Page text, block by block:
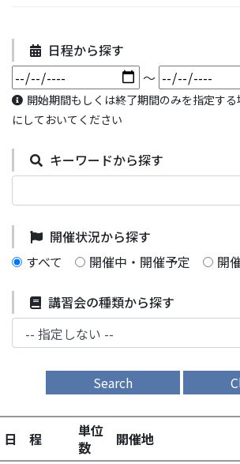
日程から探す
～
開始期間もしくは終了期間のみを指定す
にしておいてください
キーワードから探す
開催状況から探す
すべて
開催中・開催予定 開
講習会の種類から探す
Search
日 程
単位
数
開催地